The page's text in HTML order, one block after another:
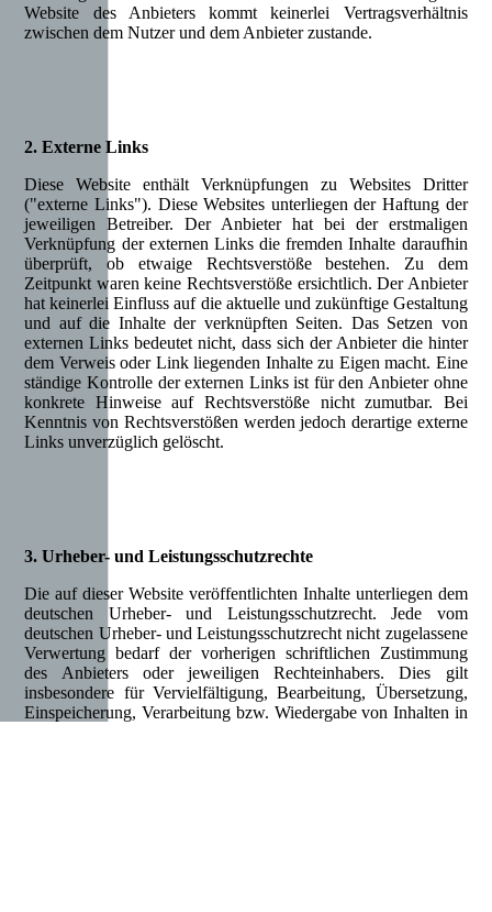
Website des Anbieters kommt keinerlei Vertragsverhältnis
zwischen dem Nutzer und dem Anbieter zustande.
2. Externe Links
Diese Website enthält Verknüpfungen zu Websites Dritter
("externe Links"). Diese Websites unterliegen der Haftung der
jeweiligen Betreiber. Der Anbieter hat bei der erstmaligen
Verknüpfung der externen Links die fremden Inhalte daraufhin
überprüft, ob etwaige Rechtsverstöße bestehen. Zu dem
Zeitpunkt waren keine Rechtsverstöße ersichtlich. Der Anbieter
hat keinerlei Einfluss auf die aktuelle und zukünftige Gestaltung
und auf die Inhalte der verknüpften Seiten. Das Setzen von
externen Links bedeutet nicht, dass sich der Anbieter die hinter
dem Verweis oder Link liegenden Inhalte zu Eigen macht. Eine
ständige Kontrolle der externen Links ist für den Anbieter ohne
konkrete Hinweise auf Rechtsverstöße nicht zumutbar. Bei
Kenntnis von Rechtsverstößen werden jedoch derartige externe
Links unverzüglich gelöscht.
3. Urheber- und Leistungsschutzrechte
Die auf dieser Website veröffentlichten Inhalte unterliegen dem
deutschen Urheber- und Leistungsschutzrecht. Jede vom
deutschen Urheber- und Leistungsschutzrecht nicht zugelassene
Verwertung bedarf der vorherigen schriftlichen Zustimmung
des Anbieters oder jeweiligen Rechteinhabers. Dies gilt
insbesondere für Vervielfältigung, Bearbeitung, Übersetzung,
Einspeicherung, Verarbeitung bzw. Wiedergabe von Inhalten in